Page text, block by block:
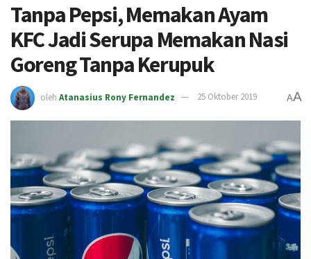
Tanpa Pepsi, Memakan Ayam
KFC Jadi Serupa Memakan Nasi
Goreng Tanpa Kerupuk
oleh Atanasius Rony Fernandez 25 Oktober 2019 AA